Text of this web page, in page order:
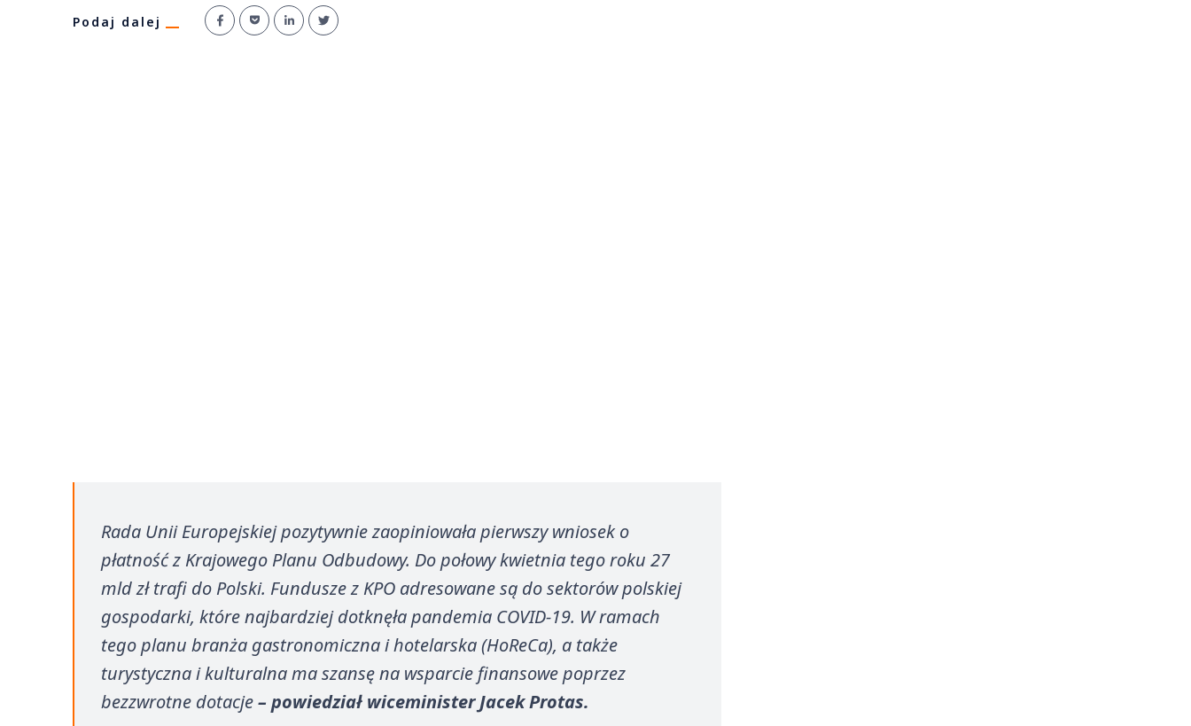
Podaj dalej
Rada Unii Europejskiej pozytywnie zaopiniowała pierwszy wniosek o
płatność z Krajowego Planu Odbudowy. Do połowy kwietnia tego roku 27
mld zł trafi do Polski. Fundusze z KPO adresowane są do sektorów polskiej
gospodarki, które najbardziej dotknęła pandemia COVID-19. W ramach
tego planu branża gastronomiczna i hotelarska (HoReCa), a także
turystyczna i kulturalna ma szansę na wsparcie finansowe poprzez
bezzwrotne dotacje– powiedział wiceminister Jacek Protas.